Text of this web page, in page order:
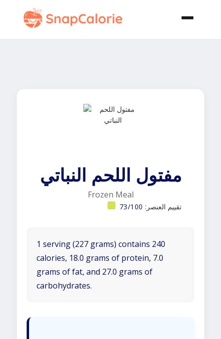
مفتول اللحم النباتي
Frozen Meal
تقييم العنصر: 73/100
1 serving (227 grams) contains 240
calories, 18.0 grams of protein, 7.0
grams of fat, and 27.0 grams of
carbohydrates.